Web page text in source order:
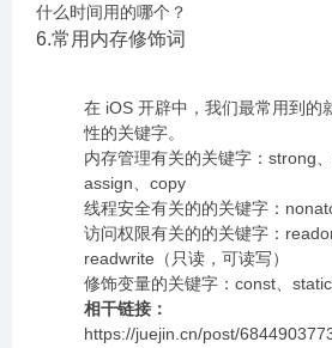
什么时间用的哪个？
6.常用内存修饰词
在 iOS 开辟中，我们最常用到的
性的关键字。
内存管理有关的关键字：strong
assign、copy
线程安全有关的的关键字：
访问权限有关的的关键字：
readwrite（只读，可读写）
修饰变量的关键字：const、
相干链接：
https://juejin.cn/post/